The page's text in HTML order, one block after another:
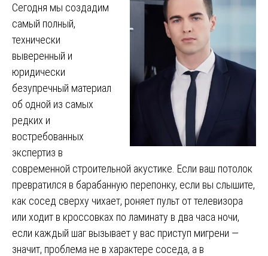
Сегодня мы создадим
самый полный,
технически
выверенный и
юридически
безупречный материал
об одной из самых
редких и
востребованных
экспертиз в
современной строительной акустике. Если ваш потолок
превратился в барабанную перепонку, если вы слышите,
как сосед сверху чихает, роняет пульт от телевизора
или ходит в кроссовках по ламинату в два часа ночи,
если каждый шаг вызывает у вас приступ мигрени —
значит, проблема не в характере соседа, а в